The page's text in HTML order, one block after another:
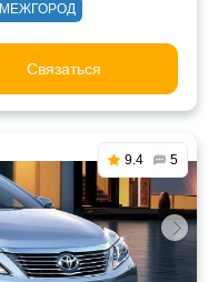
МЕЖГОРОД
Связаться
9.4 5